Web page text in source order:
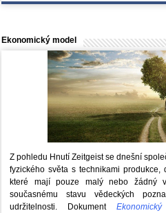
Ekonomický model
Z pohledu Hnutí Zeitgeist se dnešní
fyzického světa s technikami
které mají pouze malý nebo žádný
současnému stavu vědeckých
udržitelnosti. Dokument